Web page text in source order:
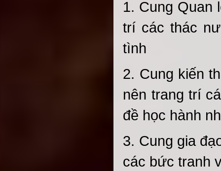
1. Cung Quan
trí các thác
tình
2. Cung kiến
nên trang trí
đề học hành
3. Cung gia
các bức tranh